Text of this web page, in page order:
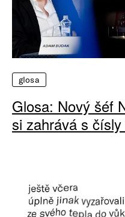
glosa
Glosa: Nový šéf
si zahrává s